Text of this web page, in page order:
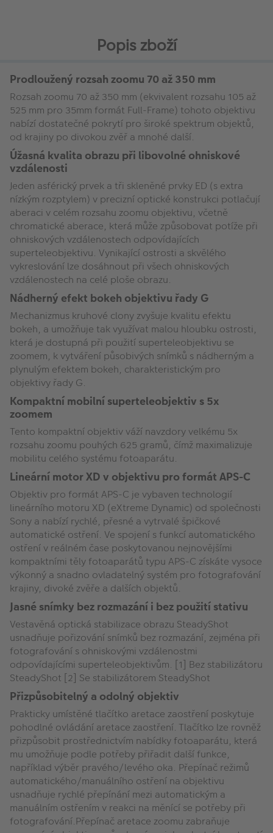
Popis zboží
Prodloužený rozsah zoomu 70 až 350 mm
Rozsah zoomu 70 až 350 mm (ekvivalent rozsahu 105 až
525 mm pro 35mm formát Full-Frame) tohoto objektivu
nabízí dostatečné pokrytí pro široké spektrum objektů,
od krajiny po divokou zvěř a mnohé další.
Úžasná kvalita obrazu při libovolné ohniskové
vzdálenosti
Jeden asférický prvek a tři skleněné prvky ED (s extra
nízkým rozptylem) v precizní optické konstrukci potlačují
aberaci v celém rozsahu zoomu objektivu, včetně
chromatické aberace, která může způsobovat potíže při
ohniskových vzdálenostech odpovídajících
superteleobjektivu. Vynikající ostrosti a skvělého
vykreslování lze dosáhnout při všech ohniskových
vzdálenostech na celé ploše obrazu.
Nádherný efekt bokeh objektivu řady G
Mechanizmus kruhové clony zvyšuje kvalitu efektu
bokeh, a umožňuje tak využívat malou hloubku ostrosti,
která je dostupná při použití superteleobjektivu se
zoomem, k vytváření působivých snímků s nádherným a
plynulým efektem bokeh, charakteristickým pro
objektivy řady G.
Kompaktní mobilní superteleobjektiv s 5x
zoomem
Tento kompaktní objektiv váží navzdory velkému 5x
rozsahu zoomu pouhých 625 gramů, čímž maximalizuje
mobilitu celého systému fotoaparátu.
Lineární motor XD v objektivu pro formát APS-C
Objektiv pro formát APS-C je vybaven technologií
lineárního motoru XD (eXtreme Dynamic) od společnosti
Sony a nabízí rychlé, přesné a vytrvalé špičkové
automatické ostření. Ve spojení s funkcí automatického
ostření v reálném čase poskytovanou nejnovějšími
kompaktními těly fotoaparátů typu APS-C získáte vysoce
výkonný a snadno ovladatelný systém pro fotografování
krajiny, divoké zvěře a dalších objektů.
Jasné snímky bez rozmazání i bez použití stativu
Vestavěná optická stabilizace obrazu SteadyShot
usnadňuje pořizování snímků bez rozmazání, zejména při
fotografování s ohniskovými vzdálenostmi
odpovídajícími superteleobjektivům. [1] Bez stabilizátoru
SteadyShot [2] Se stabilizátorem SteadyShot
Přizpůsobitelný a odolný objektiv
Prakticky umístěné tlačítko aretace zaostření poskytuje
pohodlné ovládání aretace zaostření. Tlačítko lze rovněž
přizpůsobit prostřednictvím nabídky fotoaparátu, která
mu umožňuje podle potřeby přiřadit další funkce,
například výběr pravého/levého oka. Přepínač režimů
automatického/manuálního ostření na objektivu
usnadňuje rychlé přepínání mezi automatickým a
manuálním ostřením v reakci na měnící se potřeby při
fotografování.Přepínač aretace zoomu zabraňuje